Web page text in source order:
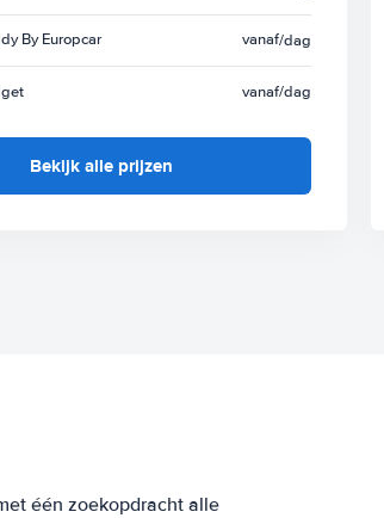
By Europcar vanaf/dag
vanaf/dag
Bekijk alle prijzen
één zoekopdracht alle